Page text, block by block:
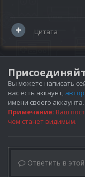
Цитата
Вы можете написать
вас есть аккаунт,
имени своего аккаунта.
Примечание: Ваш
чем станет видимым.
Ответить в